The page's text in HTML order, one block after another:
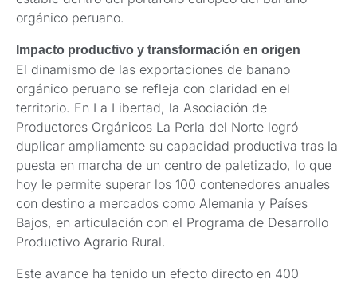
orgánico peruano.
Impacto productivo y transformación en origen
El dinamismo de las exportaciones de banano
orgánico peruano se refleja con claridad en el
territorio. En La Libertad, la Asociación de
Productores Orgánicos La Perla del Norte logró
duplicar ampliamente su capacidad productiva tras la
puesta en marcha de un centro de paletizado, lo que
hoy le permite superar los 100 contenedores anuales
con destino a mercados como Alemania y Países
Bajos, en articulación con el Programa de Desarrollo
Productivo Agrario Rural.
Este avance ha tenido un efecto directo en 400